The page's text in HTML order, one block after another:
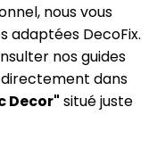
nous vous
adaptées DecoFix.
nos guides
dans
Decor" situé juste